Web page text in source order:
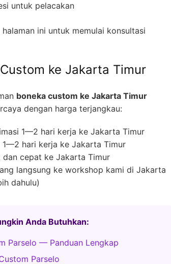
untuk pelacakan
ini untuk memulai konsultasi
ke Jakarta Timur
boneka custom ke Jakarta Timur
dengan harga terjangkau:
1—2 hari kerja ke Jakarta Timur
hari kerja ke Jakarta Timur
cepat ke Jakarta Timur
langsung ke workshop kami di Jakarta
dahulu)
Anda Butuhkan:
Parselo — Panduan Lengkap
Parselo